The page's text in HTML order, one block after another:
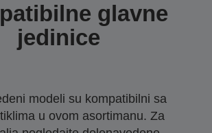
glavne
jedinice
modeli su kompatibilni sa
u ovom asortimanu. Za